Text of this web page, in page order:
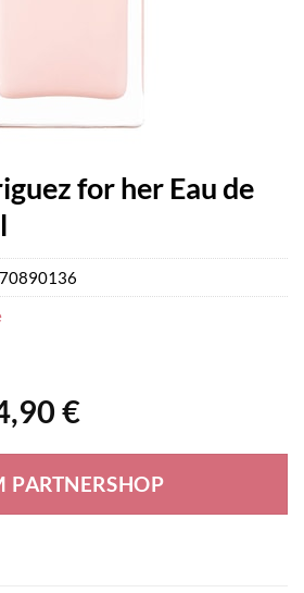
for her Eau de
€
€Aktueller
ist:
74,90 €.
PARTNERSHOP